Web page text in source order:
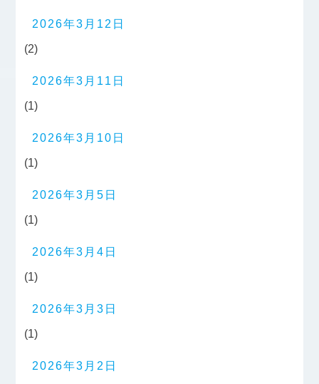
2026年3月12日
(2)
2026年3月11日
(1)
2026年3月10日
(1)
2026年3月5日
(1)
2026年3月4日
(1)
2026年3月3日
(1)
2026年3月2日